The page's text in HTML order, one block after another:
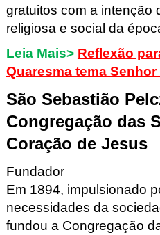
gratuitos com a intenção
religiosa e social da
Leia Mais> Reflexão
Quaresma tema
São Sebastião
Congregação das
Coração de Jesus
Fundador
Em 1894, impulsionado
necessidades da
fundou a Congregação